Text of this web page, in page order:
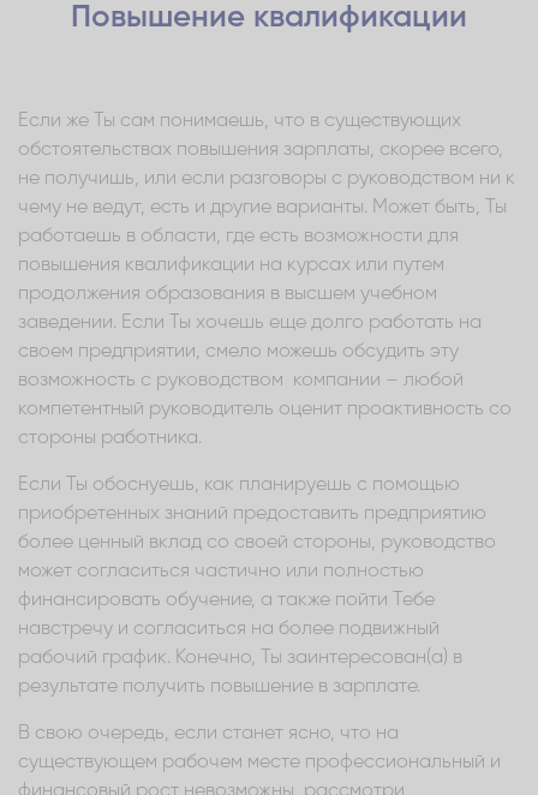
Повышение квалификации
Если же Ты сам понимаешь, что в существующих
обстоятельствах повышения зарплаты, скорее всего,
не получишь, или если разговоры с руководством ни к
чему не ведут, есть и другие варианты. Может быть, Ты
работаешь в области, где есть возможности для
повышения квалификации на курсах или путем
продолжения образования в высшем учебном
заведении. Если Ты хочешь еще долго работать на
своем предприятии, смело можешь обсудить эту
возможность с руководством компании – любой
компетентный руководитель оценит проактивность со
стороны работника.
Если Ты обоснуешь, как планируешь с помощью
приобретенных знаний предоставить предприятию
более ценный вклад со своей стороны, руководство
может согласиться частично или полностью
финансировать обучение, а также пойти Тебе
навстречу и согласиться на более подвижный
рабочий график. Конечно, Ты заинтересован(а) в
результате получить повышение в зарплате.
В свою очередь, если станет ясно, что на
существующем рабочем месте профессиональный и